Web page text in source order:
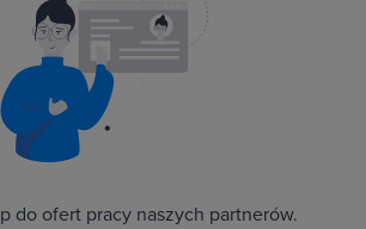
do ofert pracy naszych partnerów.